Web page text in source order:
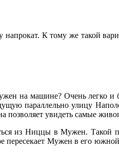
К тому же такой
на машине? Очень легко
параллельно улицу
позволяет увидеть самые
из Ниццы в Мужен. Такой
Мужен в его южной